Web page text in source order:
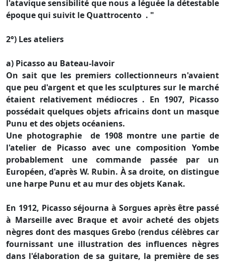
l'atavique sensibilité que nous a léguée la détestable
époque qui suivit le Quattrocento . "
2°) Les ateliers
a) Picasso au Bateau-lavoir
On sait que les premiers collectionneurs n'avaient
que peu d'argent et que les sculptures sur le marché
étaient relativement médiocres . En 1907, Picasso
possédait quelques objets africains dont un masque
Punu et des objets océaniens.
Une photographie de 1908 montre une partie de
l'atelier de Picasso avec une composition Yombe
probablement une commande passée par un
Européen, d'après W. Rubin. À sa droite, on distingue
une harpe Punu et au mur des objets Kanak.
En 1912, Picasso séjourna à Sorgues après être passé
à Marseille avec Braque et avoir acheté des objets
nègres dont des masques Grebo (rendus célèbres car
fournissant une illustration des influences nègres
dans l'élaboration de sa guitare, la première de ses